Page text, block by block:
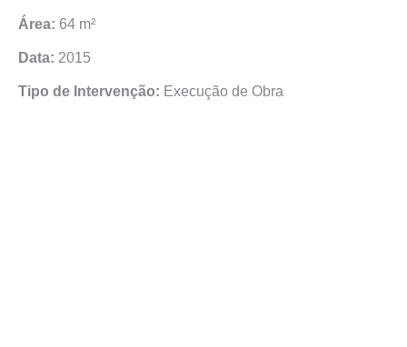
Área: 64 m²
Data: 2015
Tipo de Intervenção: Execução de Obra